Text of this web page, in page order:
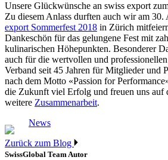
Unsere Glückwünsche an swiss export
Zu diesem Anlass durften auch wir am 30.
export Sommerfest 2018 in Zürich
Dankeschön für das gelungene Fest mit
kulinarischen Höhepunkten. Besonderer
auch für die wertvollen und
Verband seit 45 Jahren für Mitglieder und
nach dem Motto «Passion for
die Zukunft viel Erfolg und freuen uns auf
weitere Zusammenarbeit.
News
Zurück zum Blog
SwissGlobal TeamAutor